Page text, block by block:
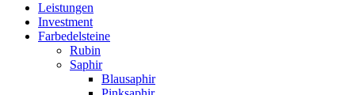
Leistungen
Investment
Farbedelsteine
Rubin
Saphir
Blausaphir